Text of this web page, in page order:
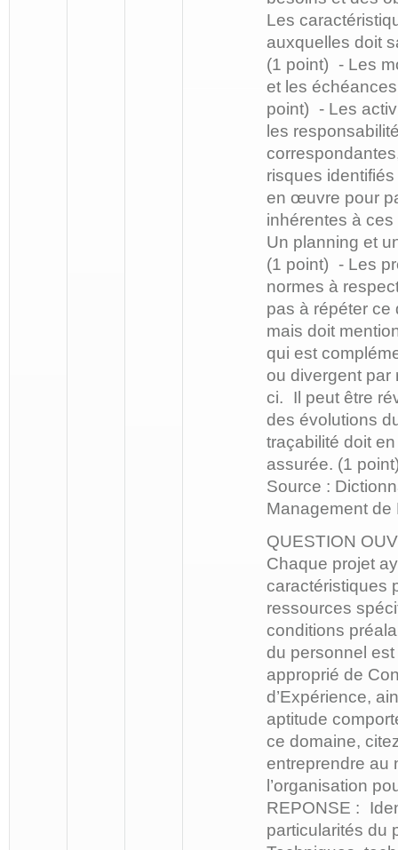
Les
auxquelles doit
(1 point) - Les
et les
point) - Les
les
risques
en œuvre pour
inhérentes à
Un planning et
(1 point) - Les
normes à
pas à répéter ce
mais doit
qui est
ou divergent par
ci. Il peut être
des évolutions
traçabilité doit
assurée. (1
Source :
Management de
QUESTION
Chaque projet
caractéristiques
ressources
conditions
du personnel
approprié de
d’Expérience,
aptitude
ce domaine,
entreprendre au
l’organisation
REPONSE :
particularités du